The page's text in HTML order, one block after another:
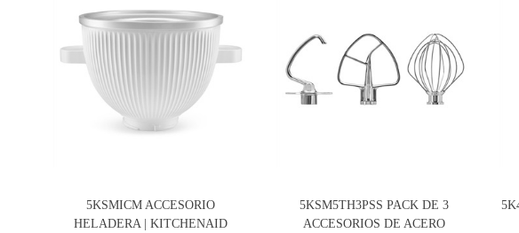
5KSMICM ACCESORIO
HELADERA | KITCHENAID
5KSM5TH3PSS PACK DE 3
ACCESORIOS DE ACERO